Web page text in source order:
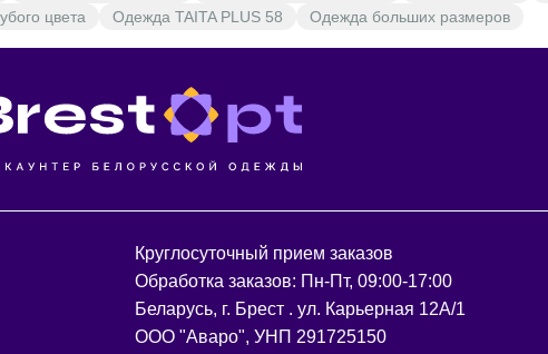
цвета Одежда TAITA PLUS 58 Одежда больших размеров
Круглосуточный прием заказов
Обработка заказов: Пн-Пт, 09:00-17:00
Беларусь, г. Брест . ул. Карьерная 12А/1
ООО "Аваро", УНП 291725150